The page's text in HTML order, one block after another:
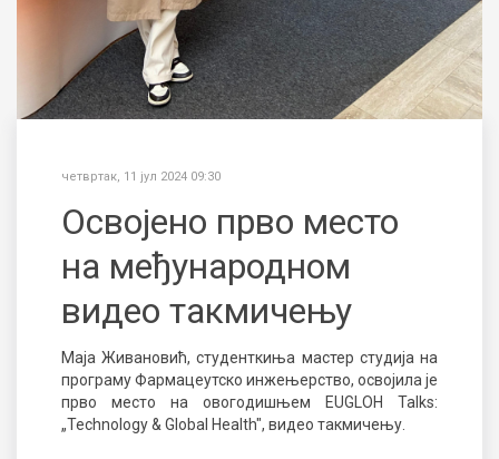
четвртак, 11 јул 2024 09:30
Освојено прво место
на међународном
видео такмичењу
Маја Живановић, студенткиња мастер студија на
програму Фармацеутско инжењерство, освојила је
прво место на овогодишњем
EUGLOH Talks:
„Technology & Global Health", видео такмичењу.